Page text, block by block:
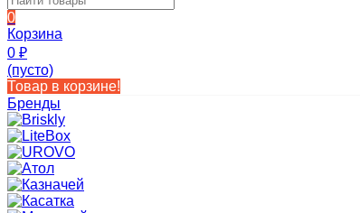
0
Корзина
0 ₽
(пусто)
Товар в корзине!
Бренды